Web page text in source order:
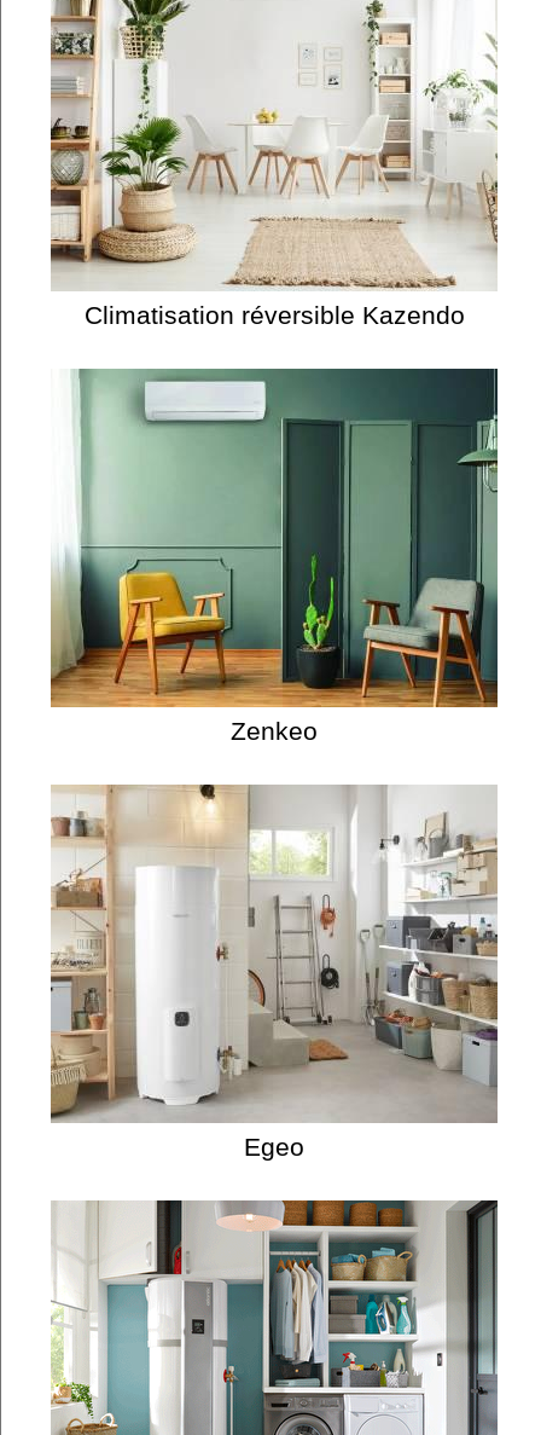
Climatisation réversible Kazendo
Zenkeo
Egeo